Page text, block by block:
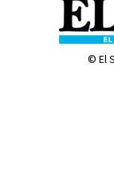
© El